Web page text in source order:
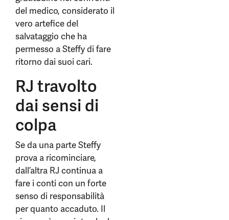
del medico, considerato il
vero artefice del
salvataggio che ha
permesso a Steffy di fare
ritorno dai suoi cari.
RJ travolto
dai sensi di
colpa
Se da una parte Steffy
prova a ricominciare,
dall’altra RJ continua a
fare i conti con un forte
senso di responsabilità
per quanto accaduto. Il